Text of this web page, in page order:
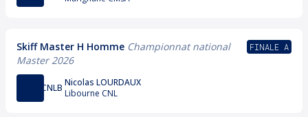
Skiff Master H Homme Championnat national
Master 2026
FINALE A
CNLB Libourne CNL
Nicolas LOURDAUX